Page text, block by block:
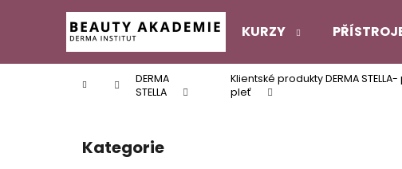
KURZY
Domů
DERMA
STELLA
Klientské produkty DERMA
pleť
Přeskočit
kategorie
Kategorie
í
Zpět
do
Zpět
do
Co